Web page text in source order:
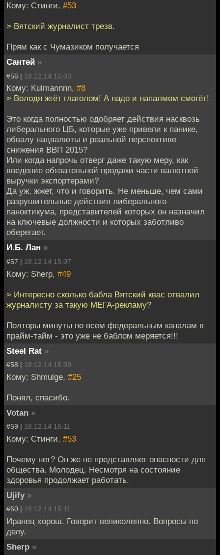
Кому: Стинги, #53
> Вятский журналист трезв.
Прям как с Чумазиком получается
Сантей »
#56 | 18.12.14 15:03
Кому: Kulmannnn, #8
> Володя жгёт глаголом! А надо и напалмом смогёт!
Это когда полностью одобряет действия насквозь
либерального ЦБ, которые уже привели к панике,
обвалу нацвалюты и реальной перспективе
снижения ВВП 2015?
Или когда напрочь отверг даже такую меру, как
введение обязательной продажи части валютной
выручки экспортерами?
Да уж, жжет, что и говорить. Не меньше, чем сами
разрушительные действия либерального
паноктикума, представителей которых он назначил
на ключевые должности и которых заботливо
оберегает.
И.Б. Лан »
#57 | 18.12.14 15:07
Кому: Sherp, #49
> Интересно сколько бабла Вятский квас отвалил
журналисту за такую МЕГА-рекламу?
Полторы минуты по всем федеральным каналам в
прайм-тайм - это уже не баблом меряется!!!
Steel Rat »
#58 | 18.12.14 15:09
Кому: Shmulge, #25
Понял, спасибо.
Votan »
#59 | 18.12.14 15:11
Кому: Стинги, #53
Почему нет? Он же не представляет опасности для
общества. Молодец. Несмотря на состояние
здоровья продолжает работать.
Ujify »
#60 | 18.12.14 15:11
Иранец хорош. Говорит великолепно. Вопросы по
делу.
Sherp »